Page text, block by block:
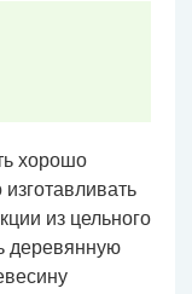
хорошо
из цельного
деревянную